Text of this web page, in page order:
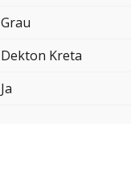
Grau
Dekton Kreta
Ja